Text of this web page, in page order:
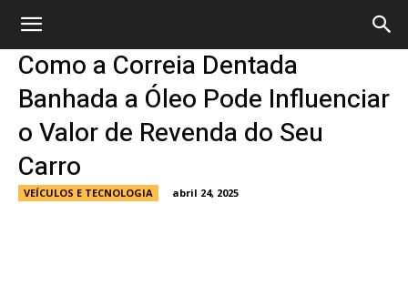
Como a Correia Dentada
Banhada a Óleo Pode Influenciar
o Valor de Revenda do Seu
Carro
VEÍCULOS E TECNOLOGIA abril 24, 2025